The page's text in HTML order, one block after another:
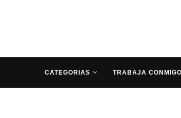
CATEGORIAS TRABAJA CONMIGO